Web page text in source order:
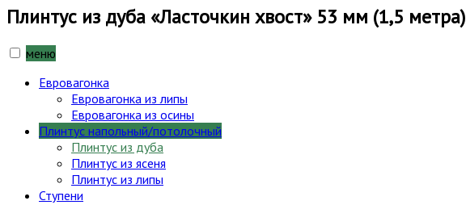
Плинтус из дуба «Ласточкин хвост» 53 мм (1,5 метра)
меню
Евровагонка
Евровагонка из липы
Евровагонка из осины
Плинтус напольный/потолочный
Плинтус из дуба
Плинтус из ясеня
Плинтус из липы
Ступени